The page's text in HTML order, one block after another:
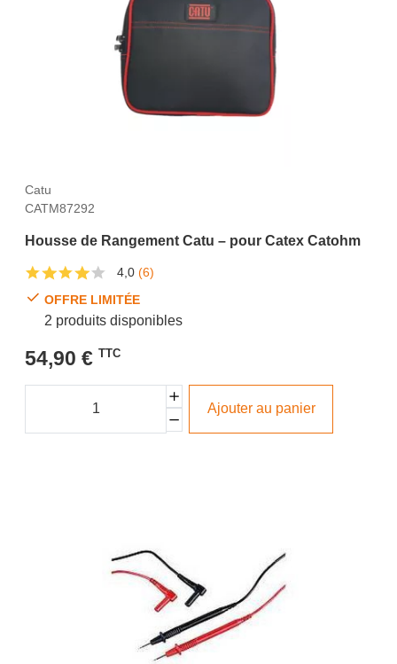
Catu
CATM87292
Housse de Rangement Catu – pour Catex Catohm
4,0 (6)
OFFRE LIMITÉE
2 produits disponibles
54,90 € TTC
Ajouter au panier